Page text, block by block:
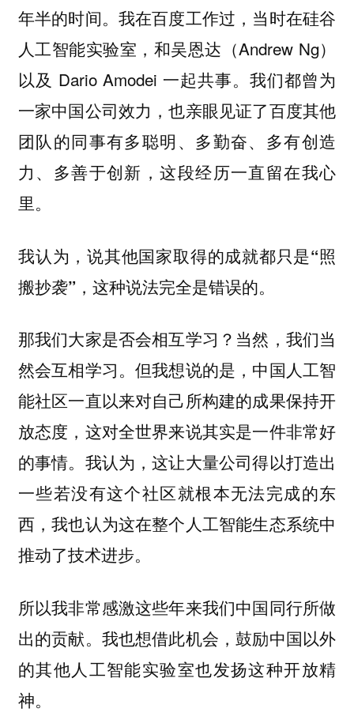
年半的时间。我在百度工作过，当时在硅谷
人工智能实验室，和吴恩达（Andrew Ng）
以及 Dario Amodei 一起共事。我们都曾为
一家中国公司效力，也亲眼见证了百度其他
团队的同事有多聪明、多勤奋、多有创造
力、多善于创新，这段经历一直留在我心
里。
我认为，说其他国家取得的成就都只是“照
搬抄袭”，这种说法完全是错误的。
那我们大家是否会相互学习？当然，我们当
然会互相学习。但我想说的是，中国人工智
能社区一直以来对自己所构建的成果保持开
放态度，这对全世界来说其实是一件非常好
的事情。我认为，这让大量公司得以打造出
一些若没有这个社区就根本无法完成的东
西，我也认为这在整个人工智能生态系统中
推动了技术进步。
所以我非常感激这些年来我们中国同行所做
出的贡献。我也想借此机会，鼓励中国以外
的其他人工智能实验室也发扬这种开放精
神。